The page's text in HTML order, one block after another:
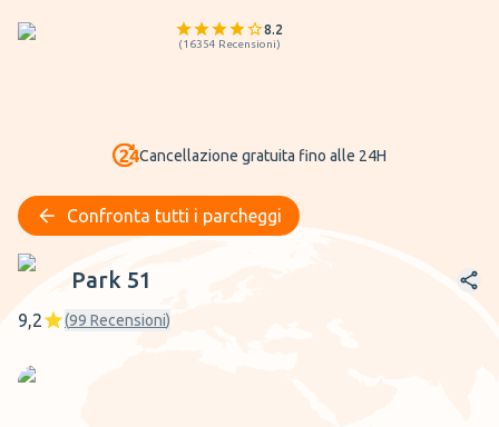
8.2
(16354 Recensioni)
Cancellazione gratuita fino alle 24H
Confronta tutti i parcheggi
Park 51
Park 51
9,2 (99 Recensioni)